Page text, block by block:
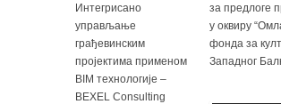
Интегрисано
управљање
грађевинским
пројектима применом
BIM технологије –
BEXEL Consulting
за предлоге
у оквиру
фонда за
Западног